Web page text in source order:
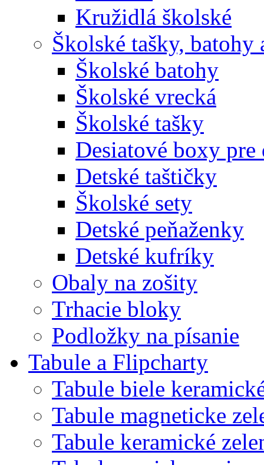
Kružidlá školské
Školské tašky, batohy
Školské batohy
Školské vrecká
Školské tašky
Desiatové boxy pre
Detské taštičky
Školské sety
Detské peňaženky
Detské kufríky
Obaly na zošity
Trhacie bloky
Podložky na písanie
Tabule a Flipcharty
Tabule biele
Tabule magneticke
Tabule keramické